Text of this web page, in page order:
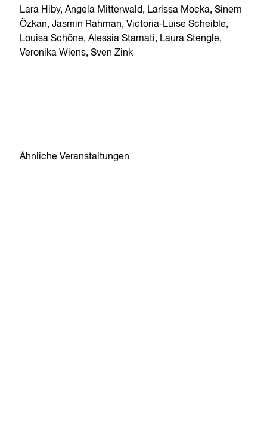
Lara Hiby, Angela Mitterwald, Larissa Mocka, Sinem
Özkan, Jasmin Rahman, Victoria-Luise Scheible,
Louisa Schöne, Alessia Stamati, Laura Stengle,
Veronika Wiens, Sven Zink
Ähnliche Veranstaltungen